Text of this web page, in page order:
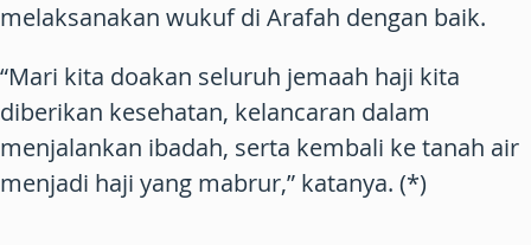
melaksanakan wukuf di Arafah dengan baik.
“Mari kita doakan seluruh jemaah haji kita
diberikan kesehatan, kelancaran dalam
menjalankan ibadah, serta kembali ke tanah air
menjadi haji yang mabrur,” katanya. (*)